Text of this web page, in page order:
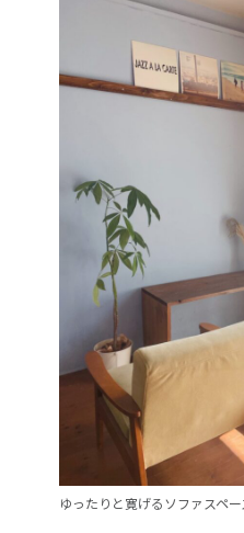
ゆったりと寛げるソファスペー